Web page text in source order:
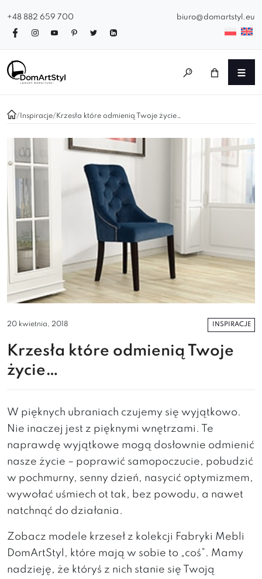
+48 882 659 700 biuro@domartstyl.eu
/ Inspiracje/ Krzesła które odmienią Twoje życie…
20 kwietnia, 2018 INSPIRACJE
Krzesła które odmienią Twoje
życie…
W pięknych ubraniach czujemy się wyjątkowo.
Nie inaczej jest z pięknymi wnętrzami. Te
naprawdę wyjątkowe mogą dosłownie odmienić
nasze życie – poprawić samopoczucie, pobudzić
w pochmurny, senny dzień, nasycić optymizmem,
wywołać uśmiech ot tak, bez powodu, a nawet
natchnąć do działania.
Zobacz modele krzeseł z kolekcji Fabryki Mebli
DomArtStyl, które mają w sobie to „coś”. Mamy
nadzieję, że któryś z nich stanie się Twoją